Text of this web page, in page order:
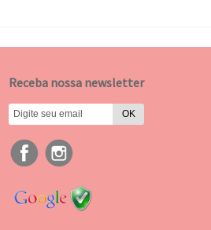
Receba nossa newsletter